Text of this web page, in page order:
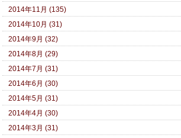
2014年11月 (135)
2014年10月 (31)
2014年9月 (32)
2014年8月 (29)
2014年7月 (31)
2014年6月 (30)
2014年5月 (31)
2014年4月 (30)
2014年3月 (31)